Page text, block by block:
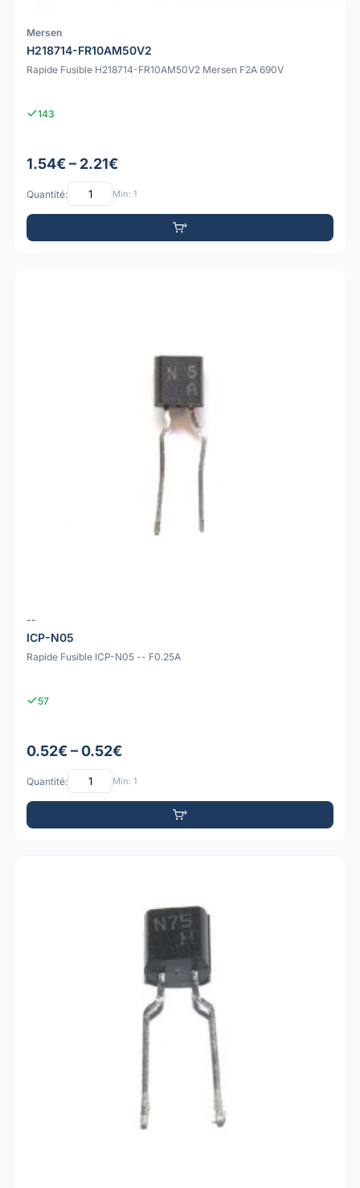
Mersen
H218714-FR10AM50V2
Rapide Fusible H218714-FR10AM50V2 Mersen F2A 690V
143
1.54€ – 2.21€
Quantité: Min: 1
--
ICP-N05
Rapide Fusible ICP-N05 -- F0.25A
57
0.52€ – 0.52€
Quantité: Min: 1